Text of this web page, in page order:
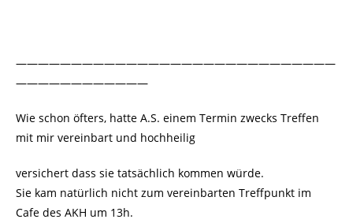
—————————————————————————————
————————————
Wie schon öfters, hatte A.S. einem Termin zwecks Treffen
mit mir vereinbart und hochheilig
versichert dass sie tatsächlich kommen würde.
Sie kam natürlich nicht zum vereinbarten Treffpunkt im
Cafe des AKH um 13h.